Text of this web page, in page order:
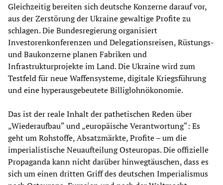
Gleichzeitig bereiten sich deutsche Konzerne darauf vor,
aus der Zerstörung der Ukraine gewaltige Profite zu
schlagen. Die Bundesregierung organisiert
Investorenkonferenzen und Delegationsreisen, Rüstungs-
und Baukonzerne planen Fabriken und
Infrastrukturprojekte im Land. Die Ukraine wird zum
Testfeld für neue Waffensysteme, digitale Kriegsführung
und eine hyperausgebeutete Billiglohnökonomie.
Das ist der reale Inhalt der pathetischen Reden über
„Wiederaufbau“ und „europäische Verantwortung“: Es
geht um Rohstoffe, Absatzmärkte, Profite – um die
imperialistische Neuaufteilung Osteuropas. Die offizielle
Propaganda kann nicht darüber hinwegtäuschen, dass es
sich um einen dritten Griff des deutschen Imperialismus